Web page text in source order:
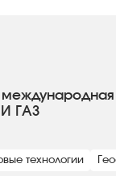
международная
ГАЗ
технологии